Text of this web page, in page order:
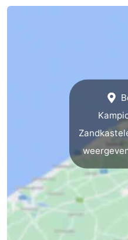
adressen
Regio
Natuur
-
Knokke-